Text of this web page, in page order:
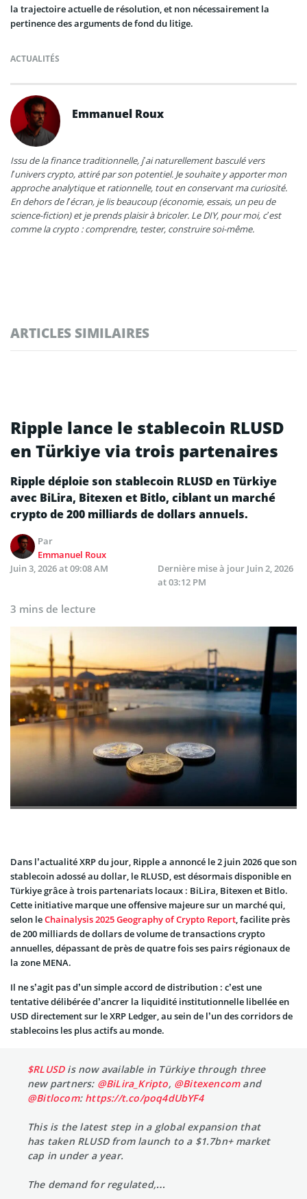
la trajectoire actuelle de résolution, et non nécessairement la
pertinence des arguments de fond du litige.
ACTUALITÉS
Emmanuel Roux
Issu de la finance traditionnelle, j’ai naturellement basculé vers
l’univers crypto, attiré par son potentiel. Je souhaite y apporter mon
approche analytique et rationnelle, tout en conservant ma curiosité.
En dehors de l’écran, je lis beaucoup (économie, essais, un peu de
science-fiction) et je prends plaisir à bricoler. Le DIY, pour moi, c’est
comme la crypto : comprendre, tester, construire soi-même.
ARTICLES SIMILAIRES
Ripple lance le stablecoin RLUSD
en Türkiye via trois partenaires
Ripple déploie son stablecoin RLUSD en Türkiye
avec BiLira, Bitexen et Bitlo, ciblant un marché
crypto de 200 milliards de dollars annuels.
Par
Emmanuel Roux
Juin 3, 2026 at 09:08 AM
Dernière mise à jour Juin 2, 2026
at 03:12 PM
3 mins de lecture
Dans l’actualité XRP du jour, Ripple a annoncé le 2 juin 2026 que son
stablecoin adossé au dollar, le RLUSD, est désormais disponible en
Türkiye grâce à trois partenariats locaux : BiLira, Bitexen et Bitlo.
Cette initiative marque une offensive majeure sur un marché qui,
selon leChainalysis 2025 Geography of Crypto Report, facilite près
de 200 milliards de dollars de volume de transactions crypto
annuelles, dépassant de près de quatre fois ses pairs régionaux de
la zone MENA.
Il ne s’agit pas d’un simple accord de distribution : c’est une
tentative délibérée d’ancrer la liquidité institutionnelle libellée en
USD directement sur le XRP Ledger, au sein de l’un des corridors de
stablecoins les plus actifs au monde.
$RLUSDis now available in Türkiye through three
new partners: @BiLira_Kripto, @Bitexencomand
@Bitlocom: https://t.co/poq4dUbYF4
This is the latest step in a global expansion that
has taken RLUSD from launch to a $1.7bn+ market
cap in under a year.
The demand for regulated,…